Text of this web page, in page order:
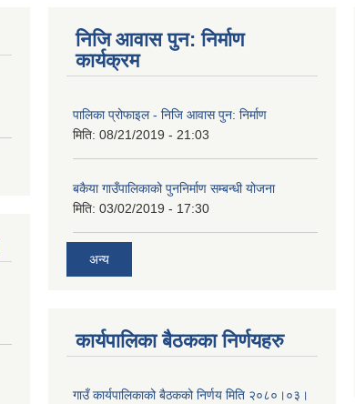
निजि आवास पुन: निर्माण
कार्यक्रम
पालिका प्रोफाइल - निजि आवास पुन: निर्माण
मिति: 08/21/2019 - 21:03
बकैया गाउँपालिकाको पुननिर्माण सम्बन्धी योजना
मिति: 03/02/2019 - 17:30
अन्य
कार्यपालिका बैठकका निर्णयहरु
गाउँ कार्यपालिकाको बैठकको निर्णय मिति २०८०।०३।